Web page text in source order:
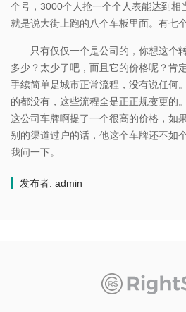
个号，3000个人抢一个个人表能达到相
就是说大街上跑的八个车板里面。有七
只有仅仅一个是公司的，你想这个
多少？太少了吧，而且它的价格呢？肯
手续简单是城市正常流程，没有说任何
的都没有，这些流程全是正正规变更的
这公司车牌啊提了一个很高的价格，如
别的渠道过户的话，他这个车牌还不如
我问一下。
发布者: admin